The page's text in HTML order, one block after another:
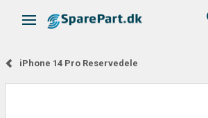
Skifte navigation
iPhone 14 Pro Reservedele